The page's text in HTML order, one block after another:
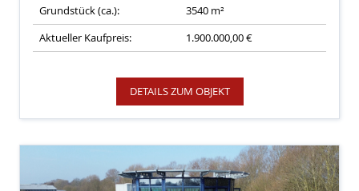
Grundstück (ca.):
3540 m²
Aktueller Kaufpreis:
1.900.000,00 €
DETAILS ZUM OBJEKT